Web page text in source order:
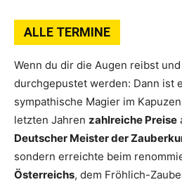
ALLE TERMINE
Wenn du dir die Augen reibst
durchgepustet werden: Dann ist
sympathische Magier im
letzten Jahren zahlreiche Preise
Deutscher Meister der
sondern erreichte beim
Österreichs, dem Fröhlich-